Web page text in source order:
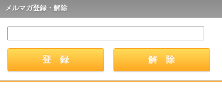
メルマガ登録・解除